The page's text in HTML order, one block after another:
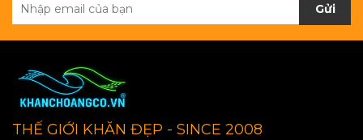
Gửi
THẾ GIỚI KHĂN ĐẸP - SINCE 2008